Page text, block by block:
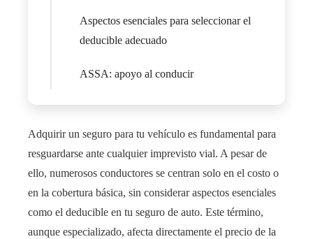
Aspectos esenciales para seleccionar el
deducible adecuado
ASSA: apoyo al conducir
Adquirir un seguro para tu vehículo es fundamental para
resguardarse ante cualquier imprevisto vial. A pesar de
ello, numerosos conductores se centran solo en el costo o
en la cobertura básica, sin considerar aspectos esenciales
como el deducible en tu seguro de auto. Este término,
aunque especializado, afecta directamente el precio de la